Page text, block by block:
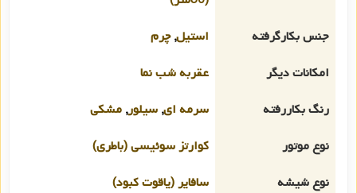
جنس بکارگرفته
استیل,چرم
امکانات دیگر
عقربه شب نما
رنگ بکاررفته
سرمه ای, سیلور, مشکی
نوع موتور
کوارتز سوئیسی (باطری)
نوع شیشه
سافایر (یاقوت کبود)